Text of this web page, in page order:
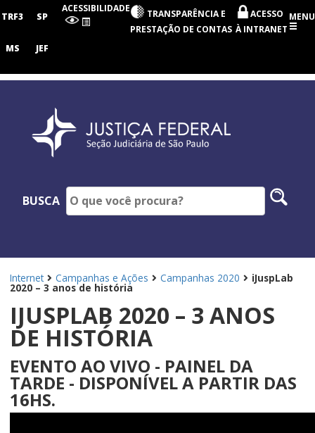
Judiciária
Paulo
TRF3 SP
MS JEF
ACESSIBILIDADE
TRANSPARÊNCIA E
PRESTAÇÃO DE CONTAS
ACESSO
À INTRANET
MENU
BUSCA
Internet Campanhas e Ações Campanhas 2020 iJuspLab
2020 – 3 anos de história
IJUSPLAB 2020 – 3 ANOS
DE HISTÓRIA
EVENTO AO VIVO - PAINEL DA
TARDE - DISPONÍVEL A PARTIR DAS
16HS.